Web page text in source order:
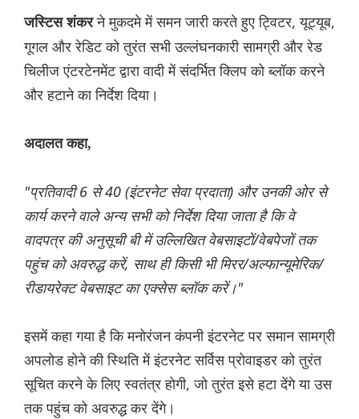
जस्टिस शंकरने मुकदमे में समन जारी करते हुए ट्विटर, यूट्यूब,
गूगल और रेडिट को तुरंत सभी उल्लंघनकारी सामग्री और रेड
चिलीज एंटरटेनमेंट द्वारा वादी में संदर्भित क्लिप को ब्लॉक करने
और हटाने का निर्देश दिया।
अदालत कहा,
"प्रतिवादी 6 से 40 (इंटरनेट सेवा प्रदाता) और उनकी ओर से
कार्य करने वाले अन्य सभी को निर्देश दिया जाता है कि वे
वादपत्र की अनुसूची बी में उल्लिखित वेबसाइटों/वेबपेजों तक
पहुंच को अवरुद्ध करें, साथ ही किसी भी मिरर/अल्फान्यूमेरिक/
रीडायरेक्ट वेबसाइट का एक्सेस ब्लॉक करें।"
इसमें कहा गया है कि मनोरंजन कंपनी इंटरनेट पर समान सामग्री
अपलोड होने की स्थिति में इंटरनेट सर्विस प्रोवाइडर को तुरंत
सूचित करने के लिए स्वतंत्र होगी, जो तुरंत इसे हटा देंगे या उस
तक पहुंच को अवरुद्ध कर देंगे।